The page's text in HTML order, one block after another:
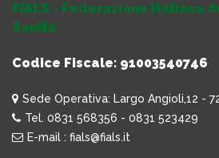
FIALS - Federazione Italiana
Sanità
Codice Fiscale: 91003540746
Sede Operativa: Largo Angioli,12 -
Tel. 0831 568356 - 0831 523429
E-mail : fials@fials.it